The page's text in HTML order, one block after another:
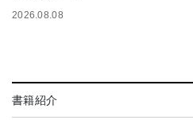
2026.08.08
書籍紹介